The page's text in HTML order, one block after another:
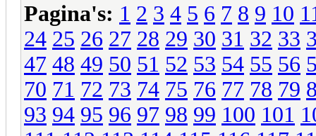
Pagina's: 1 2 3 4 5 6 7 8 9 10
24 25 26 27 28 29 30 31 32 33
47 48 49 50 51 52 53 54 55 56
70 71 72 73 74 75 76 77 78 79
93 94 95 96 97 98 99 100 101